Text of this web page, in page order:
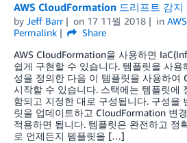
AWS CloudFormation 드리프트 감지
by Jeff Barr on 17 11월 2018 in
Permalink
Share
AWS CloudFormation을 사용하면
쉽게 구현할 수 있습니다. 템플릿을 사용
성을 정의한 다음 이 템플릿을 사용하여
시작할 수 있습니다. 스택에는 템플릿에
함되고 지정한 대로 구성됩니다. 구성을
릿을 업데이트하고 CloudFormation 변
적용하면 됩니다. 템플릿은 완전하고 정
로 언제든지 템플릿을 […]